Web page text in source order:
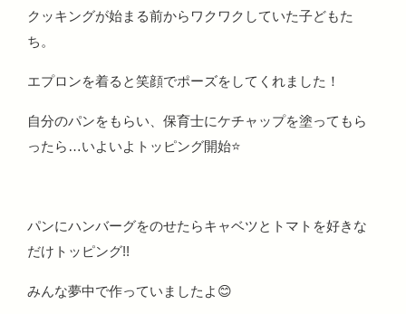
クッキングが始まる前からワクワクしていた子どもた
ち。
エプロンを着ると笑顔でポーズをしてくれました！
自分のパンをもらい、保育士にケチャップを塗ってもら
ったら…いよいよトッピング開始⭐
パンにハンバーグをのせたらキャベツとトマトを好きな
だけトッピング!!
みんな夢中で作っていましたよ😊